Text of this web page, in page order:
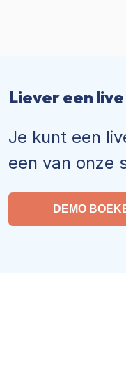
Liever een
Je kunt een
een van onze
DEMO